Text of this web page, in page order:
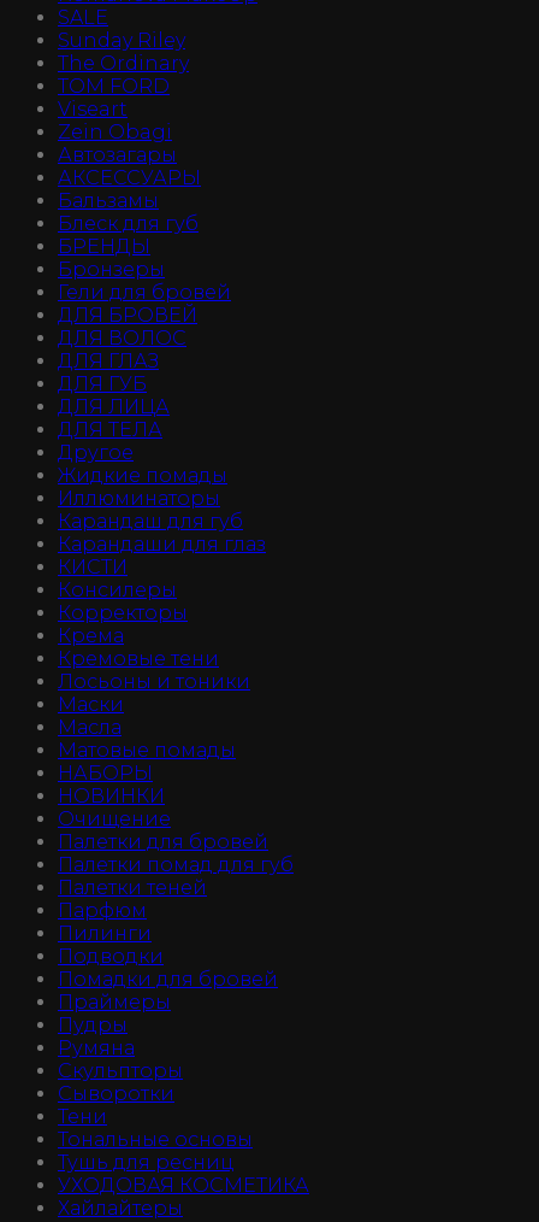
SALE
Sunday Riley
The Ordinary
TOM FORD
Viseart
Zein Obagi
Автозагары
АКСЕССУАРЫ
Бальзамы
Блеск для губ
БРЕНДЫ
Бронзеры
Гели для бровей
ДЛЯ БРОВЕЙ
ДЛЯ ВОЛОС
ДЛЯ ГЛАЗ
ДЛЯ ГУБ
ДЛЯ ЛИЦА
ДЛЯ ТЕЛА
Другое
Жидкие помады
Иллюминаторы
Карандаш для губ
Карандаши для глаз
КИСТИ
Консилеры
Корректоры
Крема
Кремовые тени
Лосьоны и тоники
Маски
Масла
Матовые помады
НАБОРЫ
НОВИНКИ
Очищение
Палетки для бровей
Палетки помад для губ
Палетки теней
Парфюм
Пилинги
Подводки
Помадки для бровей
Праймеры
Пудры
Румяна
Скульпторы
Сыворотки
Тени
Тональные основы
Тушь для ресниц
УХОДОВАЯ КОСМЕТИКА
Хайлайтеры